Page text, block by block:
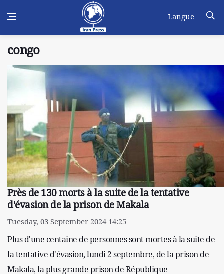
Langue
congo
Près de 130 morts à la suite de la tentative
d'évasion de la prison de Makala
Tuesday, 03 September 2024 14:25
Plus d'une centaine de personnes sont mortes à la suite de
la tentative d'évasion, lundi 2 septembre, de la prison de
Makala, la plus grande prison de République